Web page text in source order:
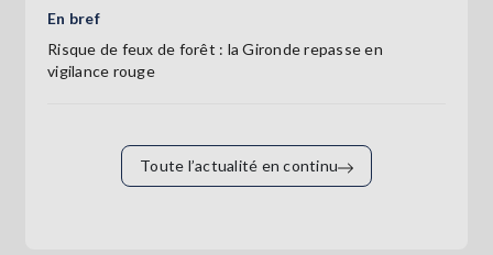
En bref
Risque de feux de forêt : la Gironde repasse en
vigilance rouge
Toute l’actualité en continu